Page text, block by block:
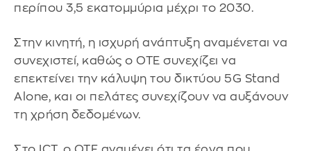
περίπου 3,5 εκατομμύρια μέχρι το 2030.
Στην κινητή, η ισχυρή ανάπτυξη αναμένεται να
συνεχιστεί, καθώς ο ΟΤΕ συνεχίζει να
επεκτείνει την κάλυψη του δικτύου 5G Stand
Alone, και οι πελάτες συνεχίζουν να αυξάνουν
τη χρήση δεδομένων.